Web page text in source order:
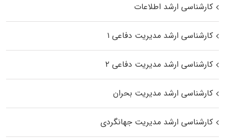
کارشناسی ارشد اطلاعات
کارشناسی ارشد مدیریت دفاعی ۱
کارشناسی ارشد مدیریت دفاعی ۲
کارشناسی ارشد مدیریت بحران
کارشناسی ارشد مدیریت جهانگردی